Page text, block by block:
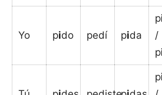
Yo pido pedí pida
p
/
p
p